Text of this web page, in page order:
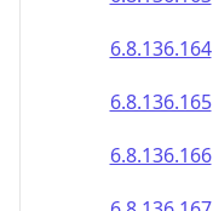
6.8.136.164
6.8.136.165
6.8.136.166